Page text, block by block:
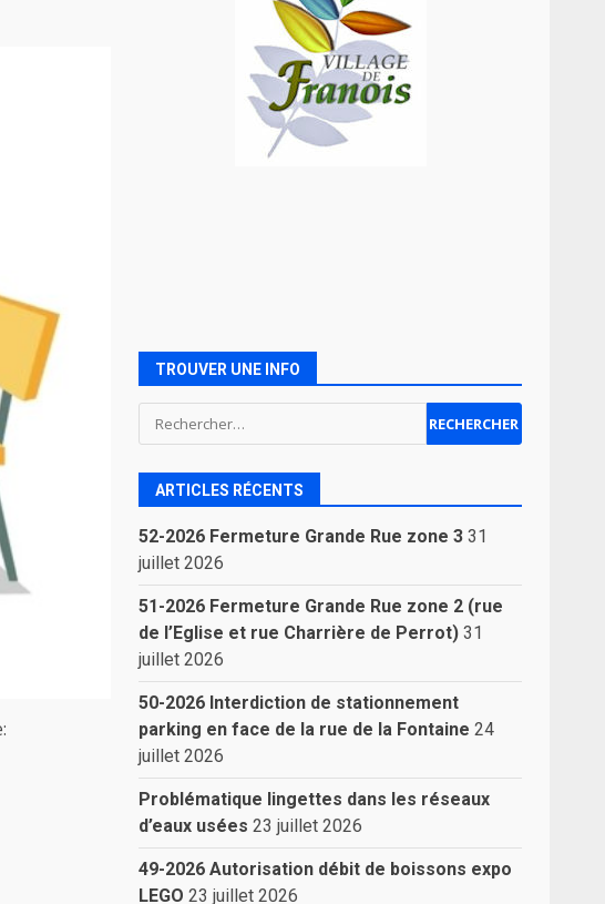
TROUVER UNE INFO
Rechercher :
ARTICLES RÉCENTS
52-2026 Fermeture Grande Rue zone 3 31
juillet 2026
51-2026 Fermeture Grande Rue zone 2 (rue
de l’Eglise et rue Charrière de Perrot) 31
juillet 2026
50-2026 Interdiction de stationnement
parking en face de la rue de la Fontaine 24
juillet 2026
Problématique lingettes dans les réseaux
d’eaux usées 23 juillet 2026
49-2026 Autorisation débit de boissons expo
LEGO 23 juillet 2026